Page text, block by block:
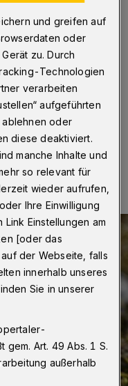
Kennenlernen der
lädt der NABU
(10. August 2025)
Lesezeit
und greifen auf
oder
zu. Durch
Technologien
verarbeiten
aufgeführten
ablehnen oder
diese deaktiviert.
manche Inhalte und
so relevant für
wieder aufrufen,
Ihre Einwilligung
Einstellungen am
[oder das
der Webseite, falls
innerhalb unseres
Sie in unserer
gem. Art. 49 Abs. 1 S.
außerhalb